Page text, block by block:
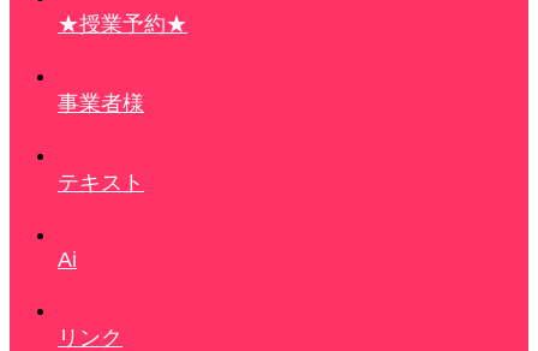
★授業予約★
事業者様
テキスト
Ai
リンク